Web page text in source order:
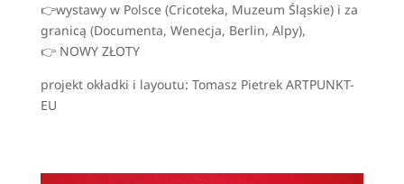
👉wystawy w Polsce (Cricoteka, Muzeum Śląskie) i za
granicą (Documenta, Wenecja, Berlin, Alpy),
👉 NOWY ZŁOTY
projekt okładki i layoutu: Tomasz Pietrek ARTPUNKT-
EU